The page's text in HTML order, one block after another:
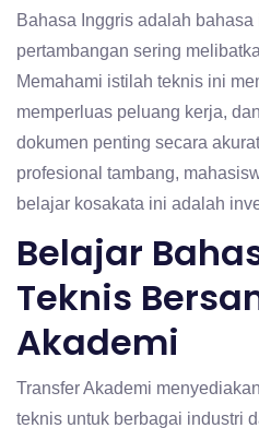
Bahasa Inggris adalah
pertambangan sering
Memahami istilah teknis ini
memperluas peluang kerja,
dokumen penting secara
profesional tambang,
belajar kosakata ini adalah
Belajar
Teknis
Akademi
Transfer Akademi
teknis untuk berbagai industri